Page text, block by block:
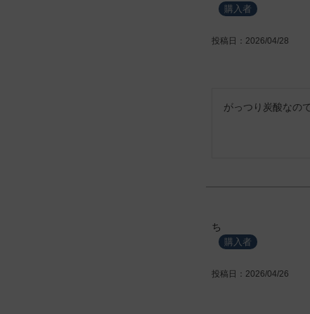
購入者
投稿日
2026/04/28
がっつり炭酸なの
ち
購入者
投稿日
2026/04/26